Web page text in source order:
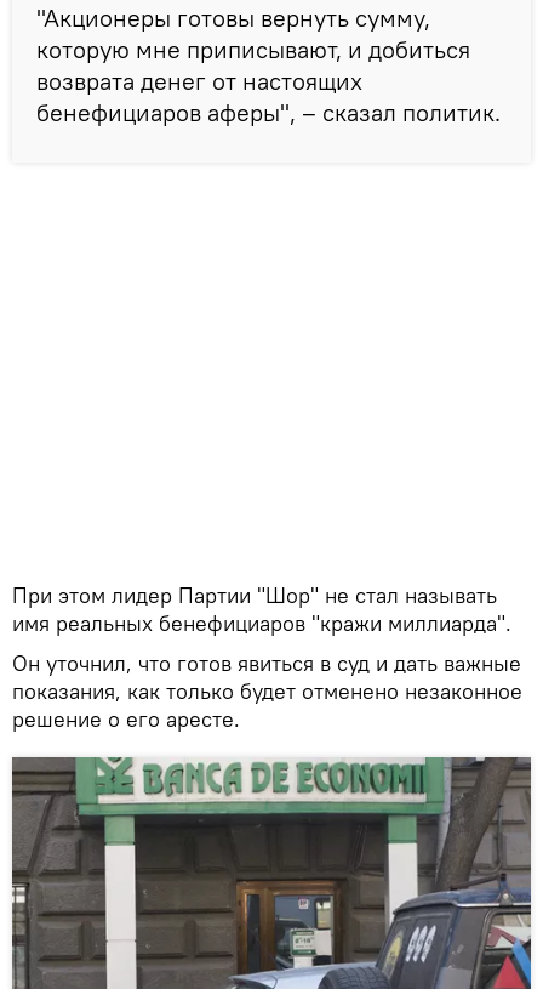
"Акционеры готовы вернуть сумму,
которую мне приписывают, и добиться
возврата денег от настоящих
бенефициаров аферы", – сказал политик.
При этом лидер Партии "Шор" не стал называть
имя реальных бенефициаров "кражи миллиарда".
Он уточнил, что готов явиться в суд и дать важные
показания, как только будет отменено незаконное
решение о его аресте.